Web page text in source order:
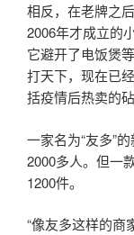
相反，在老牌之
2006年才成立的
它避开了电饭煲
打天下，现在已
括疫情后热卖的
一家名为“友多”
2000多人。但一
1200件。
“像友多这样的商